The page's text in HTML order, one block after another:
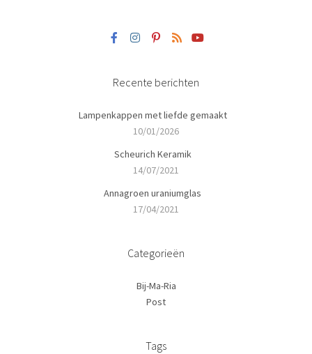
Recente berichten
Lampenkappen met liefde gemaakt
10/01/2026
Scheurich Keramik
14/07/2021
Annagroen uraniumglas
17/04/2021
Categorieën
Bij-Ma-Ria
Post
Tags